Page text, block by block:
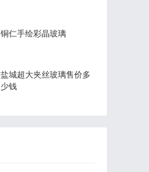
铜仁手绘彩晶玻璃
盐城超大夹丝玻璃售价多
少钱